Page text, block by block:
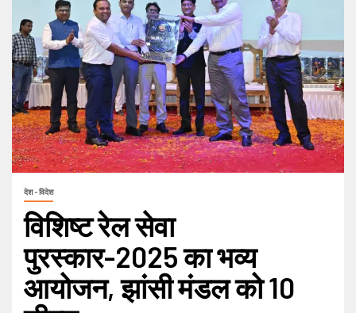
देश - विदेश
विशिष्ट रेल सेवा
पुरस्कार-2025 का भव्य
आयोजन, झांसी मंडल को 10